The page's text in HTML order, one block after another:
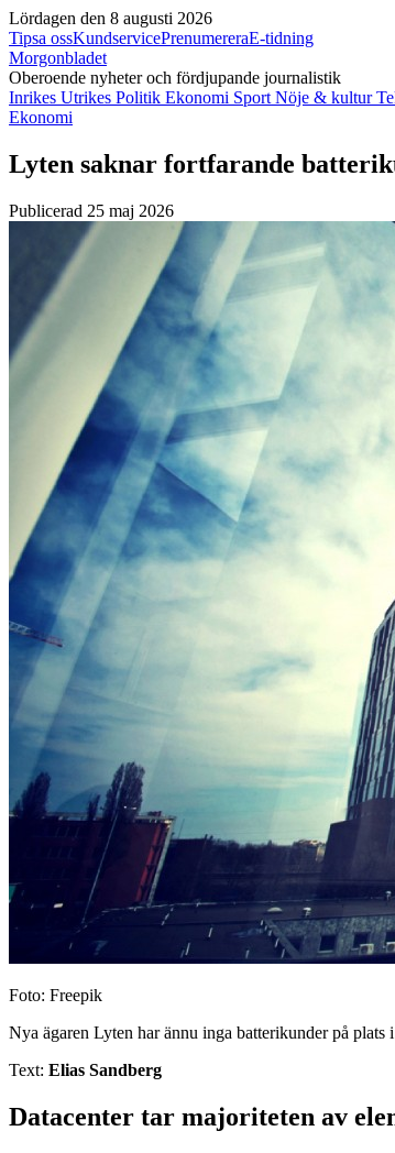
Lördagen den 8 augusti 2026
Tipsa ossKundservicePrenumereraE-tidning
Morgonbladet
Oberoende nyheter och fördjupande journalistik
Inrikes Utrikes Politik Ekonomi Sport Nöje & kultur
Ekonomi
Lyten saknar fortfarande
Publicerad 25 maj 2026
Foto: Freepik
Nya ägaren Lyten har ännu inga batterikunder på
Text: Elias Sandberg
Datacenter tar majoriteten av